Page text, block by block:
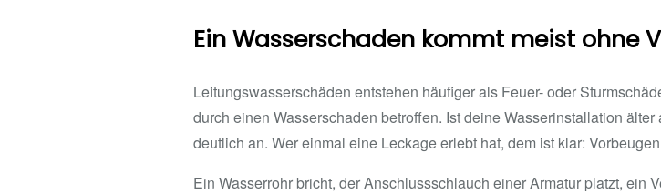
Ein Wasserschaden kommt meist ohne
Leitungswasserschäden entstehen häufiger als Feuer- oder
durch einen Wasserschaden betroffen. Ist deine Wasserinstallation
deutlich an. Wer einmal eine Leckage erlebt hat, dem ist klar:
Ein Wasserrohr bricht, der Anschlussschlauch einer Armatur platzt, ein